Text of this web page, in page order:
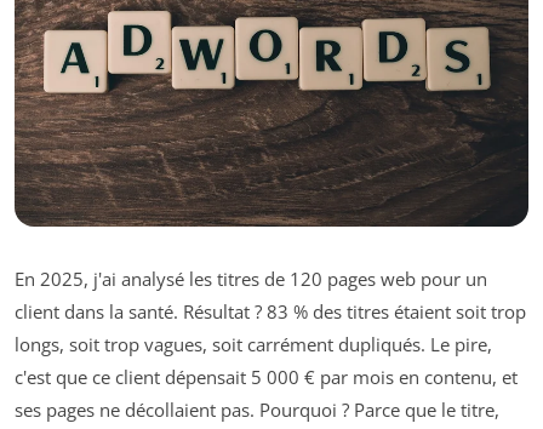
En 2025, j'ai analysé les titres de 120 pages web pour un
client dans la santé. Résultat ? 83 % des titres étaient soit trop
longs, soit trop vagues, soit carrément dupliqués. Le pire,
c'est que ce client dépensait 5 000 € par mois en contenu, et
ses pages ne décollaient pas. Pourquoi ? Parce que le titre,